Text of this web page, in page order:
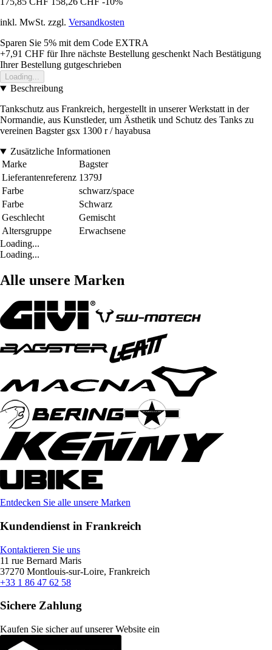
inkl. MwSt. zzgl. Versandkosten
Sparen Sie 5% mit dem Code EXTRA
+7,91 CHF für Ihre nächste Bestellung geschenkt Nach Bestätigung
Ihrer Bestellung gutgeschrieben
Loading...
Beschreibung
Tankschutz aus Frankreich, hergestellt in unserer Werkstatt in der
Normandie, aus Kunstleder, um Ästhetik und Schutz des Tanks zu
vereinen Bagster gsx 1300 r / hayabusa
Zusätzliche Informationen
Marke
Bagster
Lieferantenreferenz 1379J
Farbe
schwarz/space
Farbe
Schwarz
Geschlecht
Gemischt
Altersgruppe
Erwachsene
Loading...
Loading...
Alle unsere Marken
Entdecken Sie alle unsere Marken
Kundendienst in Frankreich
Kontaktieren Sie uns
11 rue Bernard Maris
37270 Montlouis-sur-Loire, Frankreich
+33 1 86 47 62 58
Sichere Zahlung
Kaufen Sie sicher auf unserer Website ein